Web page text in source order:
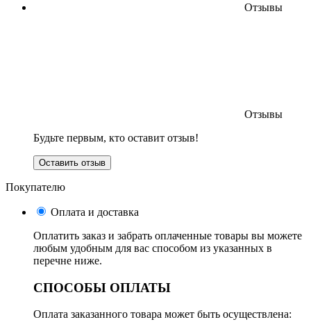
Отзывы
Отзывы
Будьте первым, кто оставит отзыв!
Оставить отзыв
Покупателю
Оплата и доставка
Оплатить заказ и забрать оплаченные товары вы можете
любым удобным для вас способом из указанных в
перечне ниже.
СПОСОБЫ ОПЛАТЫ
Оплата заказанного товара может быть осуществлена: